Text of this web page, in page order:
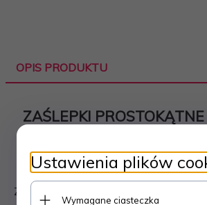
OPIS PRODUKTU
ZAŚLEPKI
Zaślepki do profili kwadratowych
Ustawienia plików
Wymagane ciasteczka